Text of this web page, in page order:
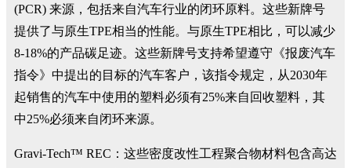
(PCR) 来源，包括来自汽车行业的闭环原料。这些新牌号
提供了与原生TPE相当的性能。与原生TPE相比，可以减少
8-18%的产品碳足迹。这些新牌号支持希望遵守《报废汽车
指令》中提出的目标的汽车客户，该指令规定，从2030年
起销售的汽车中使用的塑料必须有25%来自回收塑料，其
中25%必须来自闭环来源。
Gravi-Tech™ REC：这些密度改性工程聚合物材料包含高达